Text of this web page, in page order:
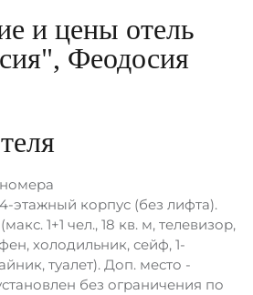
и цены отель
Феодосия
этажный корпус (без лифта).
1+1 чел., 18 кв. м, телевизор,
холодильник, сейф, 1-
туалет). Доп. место -
без ограничения по